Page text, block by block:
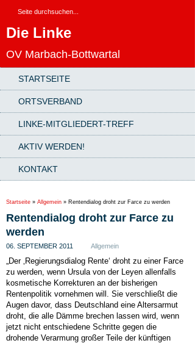
Die Linke
OV Marbach-Bottwartal
STARTSEITE
ORTSVERBAND
LINKE-MITGLIEDERT-TREFF
AKTIV WERDEN!
KONTAKT
Startseite » Allgemein » Rentendialog droht zur Farce zu werden
Rentendialog droht zur Farce zu
werden
06. SEPTEMBER 2011 Allgemein
„Der ‚Regierungsdialog Rente‘ droht zu einer Farce
zu werden, wenn Ursula von der Leyen allenfalls
kosmetische Korrekturen an der bisherigen
Rentenpolitik vornehmen will. Sie verschließt die
Augen davor, dass Deutschland eine Altersarmut
droht, die alle Dämme brechen lassen wird, wenn
jetzt nicht entschiedene Schritte gegen die
drohende Verarmung großer Teile der künftigen